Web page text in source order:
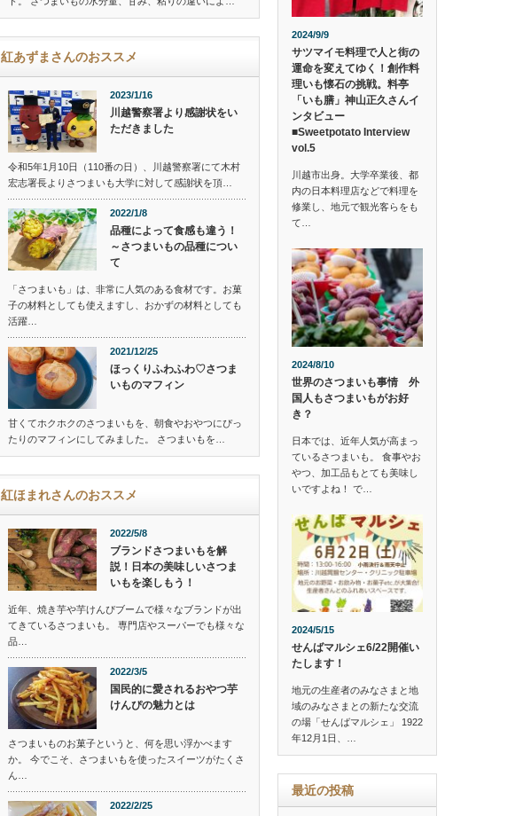
紅あずまさんのおススメ
2023/1/16
川越警察署より感謝状をい
ただきました
令和5年1月10日（110番の日）、川越警察署にて木村
宏志署長よりさつまいも大学に対して感謝状を頂…
2022/1/8
品種によって食感も違う！
～さつまいもの品種につい
て
「さつまいも」は、非常に人気のある食材です。お菓
子の材料としても使えますし、おかずの材料としても
活躍…
2021/12/25
ほっくりふわふわ♡さつま
いものマフィン
甘くてホクホクのさつまいもを、朝食やおやつにぴっ
たりのマフィンにしてみました。 さつまいもを…
紅ほまれさんのおススメ
2022/5/8
ブランドさつまいもを解
説！日本の美味しいさつま
いもを楽しもう！
近年、焼き芋や芋けんぴブームで様々なブランドが出
てきているさつまいも。 専門店やスーパーでも様々な
品…
2022/3/5
国民的に愛されるおやつ芋
けんぴの魅力とは
さつまいものお菓子というと、何を思い浮かべます
か。 今でこそ、さつまいもを使ったスイーツがたくさ
ん…
2022/2/25
2024/9/9
サツマイモ料理で人と街の
運命を変えてゆく！創作料
理いも懐石の挑戦。料亭
「いも膳」神山正久さんイ
ンタビュー
■Sweetpotato Interview
vol.5
川越市出身。大学卒業後、都
内の日本料理店などで料理を
修業し、地元で観光客らをも
て…
2024/8/10
世界のさつまいも事情 外
国人もさつまいもがお好
き？
日本では、近年人気が高まっ
ているさつまいも。 食事やお
やつ、加工品もとても美味し
いですよね！ で…
2024/5/15
せんばマルシェ6/22開催い
たします！
地元の生産者のみなさまと地
域のみなさまとの新たな交流
の場「せんばマルシェ」 1922
年12月1日、…
最近の投稿